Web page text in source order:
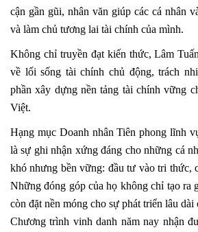
cận gần gũi, nhân văn giúp các cá nhân
và làm chủ tương lai tài chính của mình.
Không chỉ truyền đạt kiến thức, Lâm
về lối sống tài chính chủ động, trách
phần xây dựng nền tảng tài chính vững
Việt.
Hạng mục Doanh nhân Tiên phong lĩnh
là sự ghi nhận xứng đáng cho những cá
khó nhưng bền vững: đầu tư vào tri thức,
Những đóng góp của họ không chỉ tạo ra
còn đặt nền móng cho sự phát triển lâu
Chương trình vinh danh năm nay nhận